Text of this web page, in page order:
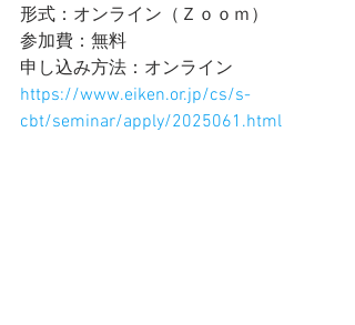
形式：オンライン（Ｚｏｏｍ）
参加費：無料
申し込み方法：オンライン
https://www.eiken.or.jp/cs/s-
cbt/seminar/apply/2025061.html